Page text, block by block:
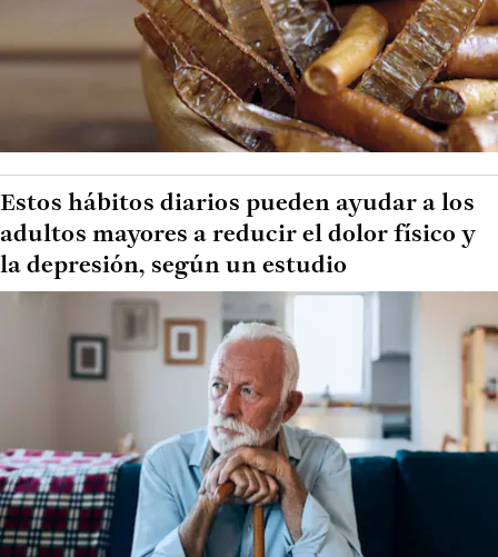
Estos hábitos diarios pueden ayudar a los
adultos mayores a reducir el dolor físico y
la depresión, según un estudio